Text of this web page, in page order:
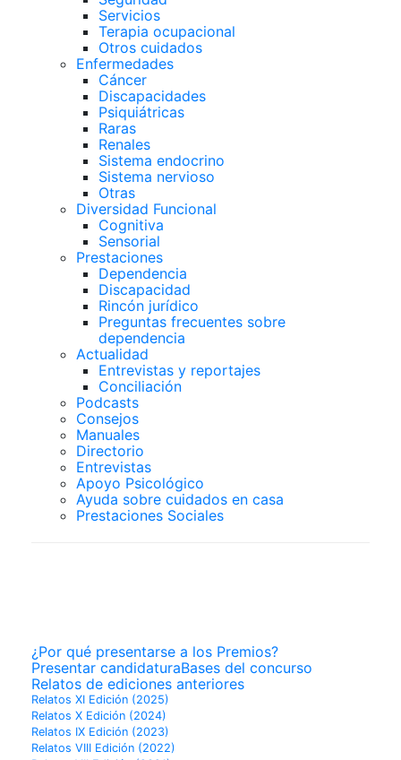
Servicios
Terapia ocupacional
Otros cuidados
Enfermedades
Cáncer
Discapacidades
Psiquiátricas
Raras
Renales
Sistema endocrino
Sistema nervioso
Otras
Diversidad Funcional
Cognitiva
Sensorial
Prestaciones
Dependencia
Discapacidad
Rincón jurídico
Preguntas frecuentes sobre
dependencia
Actualidad
Entrevistas y reportajes
Conciliación
Podcasts
Consejos
Manuales
Directorio
Entrevistas
Apoyo Psicológico
Ayuda sobre cuidados en casa
Prestaciones Sociales
¿Por qué presentarse a los Premios?
Presentar candidaturaBases del concurso
Relatos de ediciones anteriores
Relatos XI Edición (2025)
Relatos X Edición (2024)
Relatos IX Edición (2023)
Relatos VIII Edición (2022)